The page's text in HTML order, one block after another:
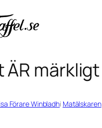
ÄR märkligt
Förare Winbladhi Matälskaren